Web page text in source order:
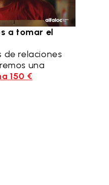
a tomar el
de relaciones
una
150 €